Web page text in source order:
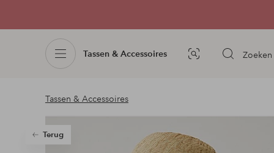
Tassen & Accessoires
Afbeelding
Zoeken
Tassen & Accessoires
Terug